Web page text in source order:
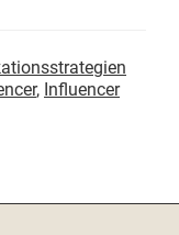
, Influencer